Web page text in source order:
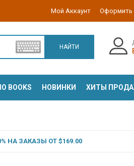
Мой Аккаунт Оформить
НАЙТИ
BOOKS НОВИНКИ ХИТЫ
НА ЗАКАЗЫ ОТ $169.00